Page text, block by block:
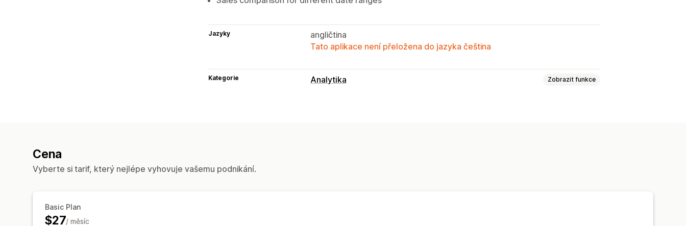
Jazyky
angličtina
Tato aplikace není přeložena do jazyka čeština
Kategorie Analytika Zobrazit funkce
Cena
Vyberte si tarif, který nejlépe vyhovuje vašemu podnikání.
Basic Plan
$27/ měsíc